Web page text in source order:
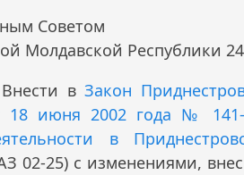
Советом
Молдавской Республики
Внести в Закон
18 июня 2002 года №
в
02-25) с изменениями,